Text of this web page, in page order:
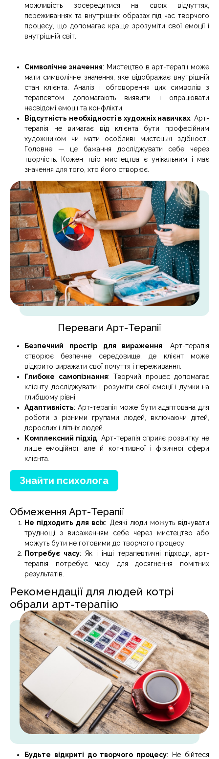
можливість зосередитися на своїх відчуттях,
переживаннях та внутрішніх образах під час творчого
процесу, що допомагає краще зрозуміти свої емоції і
внутрішній світ.
Символічне значення: Мистецтво в арт-терапії може
мати символічне значення, яке відображає внутрішній
стан клієнта. Аналіз і обговорення цих символів з
терапевтом допомагають виявити і опрацювати
несвідомі емоції та конфлікти.
Відсутність необхідності в художніх навичках: Арт-
терапія не вимагає від клієнта бути професійним
художником чи мати особливі мистецькі здібності.
Головне — це бажання досліджувати себе через
творчість. Кожен твір мистецтва є унікальним і має
значення для того, хто його створює.
Переваги Арт-Терапії
Безпечний простір для вираження: Арт-терапія
створює безпечне середовище, де клієнт може
відкрито виражати свої почуття і переживання.
Глибоке самопізнання: Творчий процес допомагає
клієнту досліджувати і розуміти свої емоції і думки на
глибшому рівні.
Адаптивність: Арт-терапія може бути адаптована для
роботи з різними групами людей, включаючи дітей,
дорослих і літніх людей.
Комплексний підхід: Арт-терапія сприяє розвитку не
лише емоційної, але й когнітивної і фізичної сфери
клієнта.
Знайти психолога
Обмеження Арт-Терапії
Не підходить для всіх: Деякі люди можуть відчувати
труднощі з вираженням себе через мистецтво або
можуть бути не готовими до творчого процесу.
Потребує часу: Як і інші терапевтичні підходи, арт-
терапія потребує часу для досягнення помітних
результатів.
Рекомендації для людей котрі
обрали арт-терапію
Будьте відкриті до творчого процесу: Не бійтеся